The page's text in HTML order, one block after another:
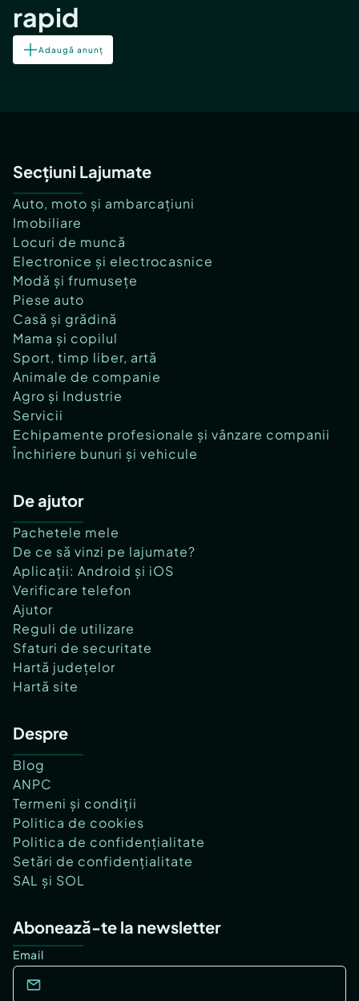
rapid
Adaugă anunț
Secțiuni Lajumate
Auto, moto și ambarcațiuni
Imobiliare
Locuri de muncă
Electronice și electrocasnice
Modă și frumusețe
Piese auto
Casă și grădină
Mama și copilul
Sport, timp liber, artă
Animale de companie
Agro și Industrie
Servicii
Echipamente profesionale și vânzare companii
Închiriere bunuri și vehicule
De ajutor
Pachetele mele
De ce să vinzi pe lajumate?
Aplicații: Android și iOS
Verificare telefon
Ajutor
Reguli de utilizare
Sfaturi de securitate
Hartă județelor
Hartă site
Despre
Blog
ANPC
Termeni și condiții
Politica de cookies
Politica de confidențialitate
Setări de confidențialitate
SAL și SOL
Abonează-te la newsletter
Email